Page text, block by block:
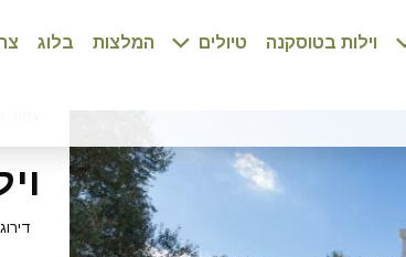
וילות בטוסקנה טיולים המלצות בלוג
דירוג